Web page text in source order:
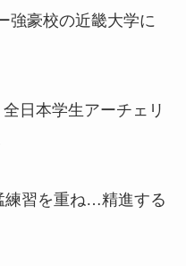
強豪校の近畿大学に
日本学生アーチェリ
練習を重ね…精進する